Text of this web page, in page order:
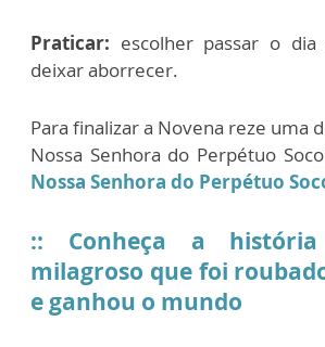
Praticar: escolher passar o
deixar aborrecer.
Para finalizar a Novena reze uma
Nossa Senhora do Perpétuo
Nossa Senhora do Perpétuo
:: Conheça a
milagroso que foi
e ganhou o mundo